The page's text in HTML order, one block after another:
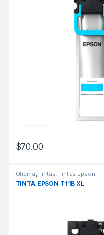
$70.00
Oficina,Tintas,Tintas Epson
TINTA EPSON T11B XL